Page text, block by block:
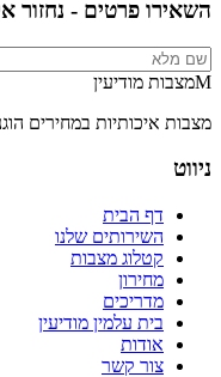
השאירו פרטים - נחזור
Mמצבות מודיעין
מצבות איכותיות במחירים
ניווט
דף הבית
השירותים שלנו
קטלוג מצבות
מחירון
מדריכים
בית עלמין מודיעין
אודות
צור קשר